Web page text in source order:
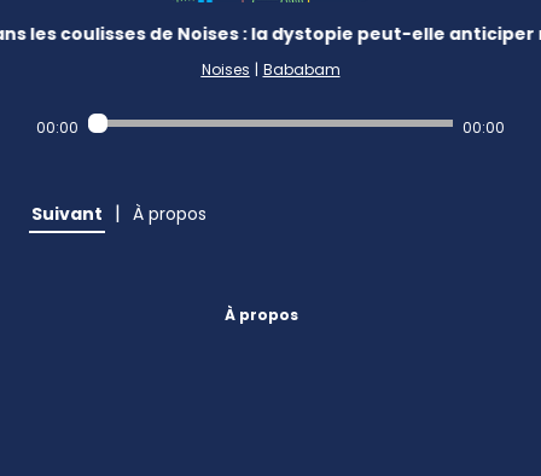
les coulisses de Noises : la dystopie peut-elle
Noises | Bababam
00:00 00:00
Suivant | À propos
À propos